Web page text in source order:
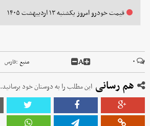
قیمت خودرو امروز یکشنبه ۱۳ اردیبهشت ۱۴۰۵
۰ A منبع :فارس
هم رسانی این مطلب را به دوستان خود برسانید.